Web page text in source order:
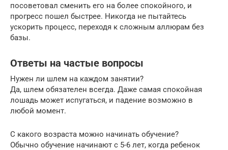
посоветовал сменить его на более спокойного, и
прогресс пошел быстрее. Никогда не пытайтесь
ускорить процесс, переходя к сложным аллюрам без
базы.
Ответы на частые вопросы
Нужен ли шлем на каждом занятии?
Да, шлем обязателен всегда. Даже самая спокойная
лошадь может испугаться, и падение возможно в
любой момент.
С какого возраста можно начинать обучение?
Обычно обучение начинают с 5-6 лет, когда ребенок